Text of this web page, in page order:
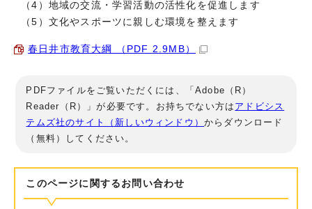
（4）地域の交流・学習活動の活性化を促進します
（5）文化やスポーツに親しむ環境を整えます
春日井市教育大綱 （PDF 2.9MB）
PDFファイルをご覧いただくには、「Adobe（R）
Reader（R）」が必要です。お持ちでない方は アドビシス
テムズ社のサイト（新しいウィンドウ）からダウンロード
（無料）してください。
このページに関する お問い合わせ